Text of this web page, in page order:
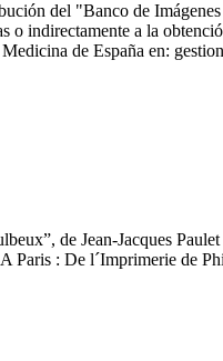
del "Banco de
indirectamente a la
de España en:
de Jean-Jacques
: De l´Imprimerie de